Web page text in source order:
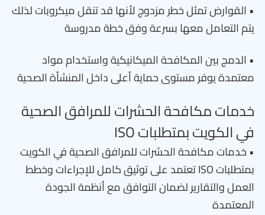
• القوارض تمثل خطر مزدوج لأنها قد تنقل ميكروبات لذلك
يتم التعامل معها بسرعة وفق خطة مدروسة
• الدمج بين المكافحة الميكانيكية واستخدام مواد
معتمدة يوفر مستوى حماية أعلى داخل المنشأة الصحية
خدمات مكافحة الحشرات للمرافق الصحية
في الكويت بمتطلبات ISO
• خدمات مكافحة الحشرات للمرافق الصحية في الكويت
بمتطلبات ISO تعتمد على توثيق كامل للإجراءات وخطط
العمل والتقارير لضمان التوافق مع أنظمة الجودة
المعتمدة